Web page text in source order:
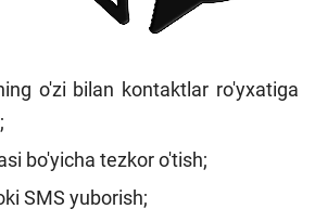
o'zi bilan kontaktlar ro'yxatiga
bo'yicha tezkor o'tish;
SMS yuborish;